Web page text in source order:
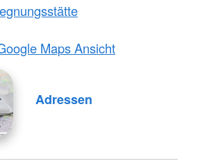
Maps Ansicht
Adressen